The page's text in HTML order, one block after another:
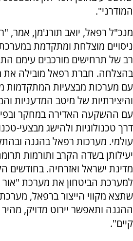
המודרני".
מנכ"ל רפאל, יואב תורג'מן, אמר,
ניסויים מוצלחת ומתקדמת
רב של תרחישים מורכבים עימם
בהצלחה. חברת רפאל מובילה את
עם מערכות מבצעיות המתקדמות
והיצירתיות של מיטב המדעניות
עם ההשקעה האדירה במחקר
דרך טכנולוגיות ולהישג מבצעי-
עולמי. מערכות רפאל בהגנה
יעילותן בשדה הקרב ותורמות
מדינת ישראל ואזרחיה. בחודשים
למערכת הביטחון את מערכת
שתצא מקווי הייצור ברפאל,
ההגנה ותאפשר יירוט מדויק, מהיר
קיים".